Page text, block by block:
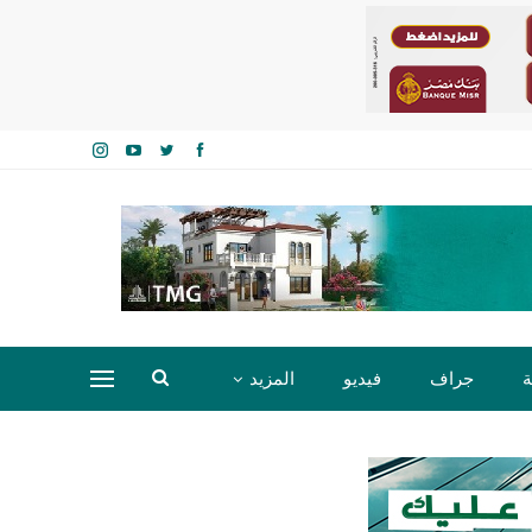
جراف فيديو المزيد